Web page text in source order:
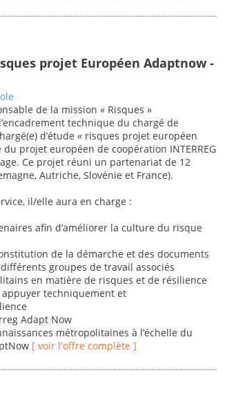
projet Européen Adaptnow -
de la mission « Risques »
technique du chargé de
d’étude « risques projet européen
projet européen de coopération INTERREG
Ce projet réuni un partenariat de 12
Autriche, Slovénie et France).
il/elle aura en charge :
afin d’améliorer la culture du risque
de la démarche et des documents
groupes de travail associés
en matière de risques et de résilience
appuyer techniquement et
Adapt Now
métropolitaines à l’échelle du
[ voir l'offre complète ]